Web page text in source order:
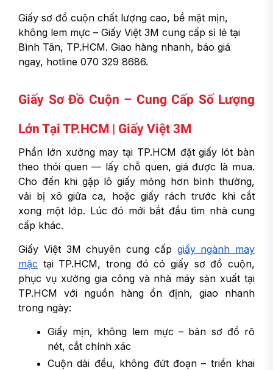
Giấy sơ đồ cuộn chất lượng cao, bề mặt mịn,
không lem mực – Giấy Việt 3M cung cấp sỉ lẻ tại
Bình Tân, TP.HCM. Giao hàng nhanh, báo giá
ngay, hotline 070 329 8686.
Giấy Sơ Đồ Cuộn – Cung Cấp Số Lượng
Lớn Tại TP.HCM | Giấy Việt 3M
Phần lớn xưởng may tại TP.HCM đặt giấy lót bàn
theo thói quen — lấy chỗ quen, giá được là mua.
Cho đến khi gặp lô giấy mỏng hơn bình thường,
vải bị xô giữa ca, hoặc giấy rách trước khi cắt
xong một lớp. Lúc đó mới bắt đầu tìm nhà cung
cấp khác.
Giấy Việt 3M chuyên cung cấp giấy ngành may
mặc tại TP.HCM, trong đó có giấy sơ đồ cuộn,
phục vụ xưởng gia công và nhà máy sản xuất tại
TP.HCM với nguồn hàng ổn định, giao nhanh
trong ngày:
Giấy mịn, không lem mực – bản sơ đồ rõ
nét, cắt chính xác
Cuộn dài đều, không đứt đoạn – triển khai